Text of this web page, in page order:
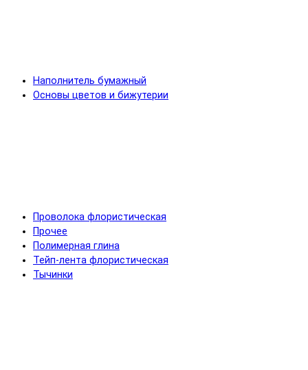
Наполнитель бумажный
Основы цветов и бижутерии
Проволока флористическая
Прочее
Полимерная глина
Тейп-лента флористическая
Тычинки